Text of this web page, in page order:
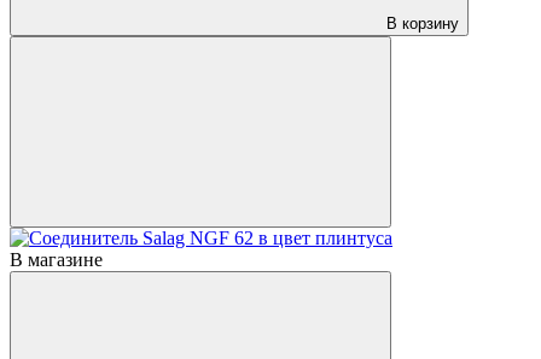
В корзину
В магазине